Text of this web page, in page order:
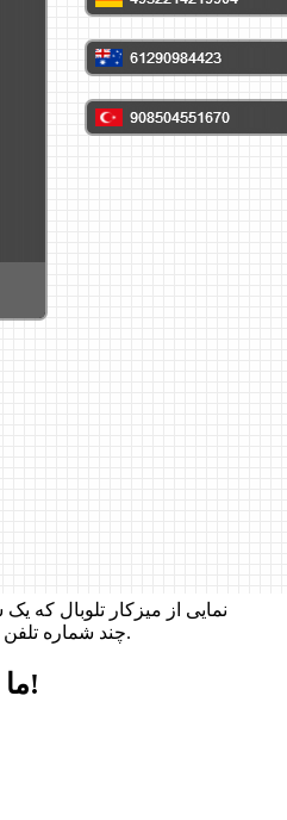
نمایی از میزکار تلوبال که
چند شماره تلفن در آن طراحی شده است.
داریم!